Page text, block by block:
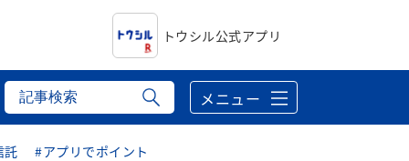
トウシル公式アプリ
メニュー
託 #アプリでポイント